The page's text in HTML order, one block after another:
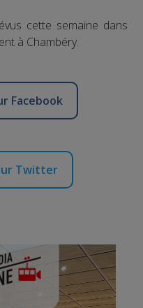
cette semaine dans
à Chambéry.
Facebook
Twitter